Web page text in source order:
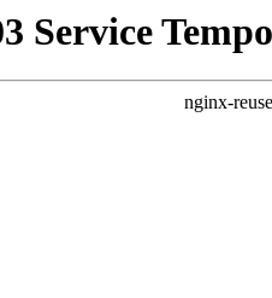
Service
nginx-